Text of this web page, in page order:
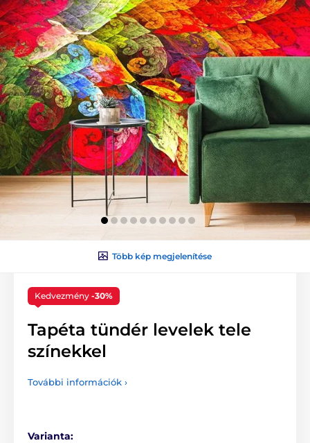
Több kép megjelenítése
Kedvezmény -30%
Tapéta tündér levelek tele
színekkel
További információk ›
Varianta: